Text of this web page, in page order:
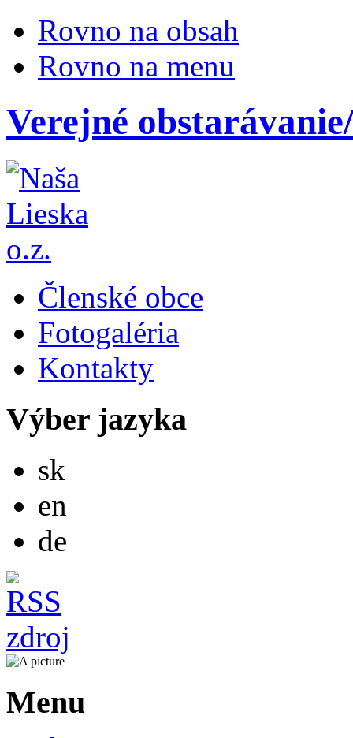
Rovno na obsah
Rovno na menu
Verejné
Členské obce
Fotogaléria
Kontakty
Výber jazyka
sk
en
de
Menu